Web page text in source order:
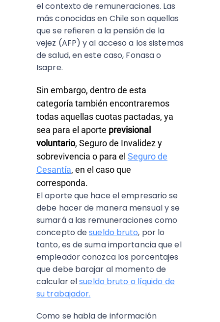
el contexto de remuneraciones. Las
más conocidas en Chile son aquellas
que se refieren a la pensión de la
vejez (AFP) y al acceso a los sistemas
de salud, en este caso, Fonasa o
Isapre.
Sin embargo, dentro de esta
categoría también encontraremos
todas aquellas cuotas pactadas, ya
sea para el aporte previsional
voluntario, Seguro de Invalidez y
sobrevivencia o para el Seguro de
Cesantía, en el caso que
corresponda.
El aporte que hace el empresario se
debe hacer de manera mensual y se
sumará a las remuneraciones como
concepto desueldo bruto, por lo
tanto, es de suma importancia que el
empleador conozca los porcentajes
que debe barajar al momento de
calcular elsueldo bruto o líquido de
su trabajador.
Como se habla de información